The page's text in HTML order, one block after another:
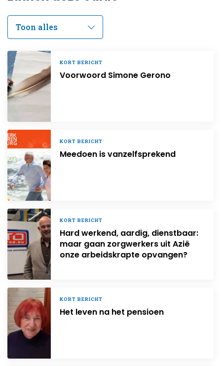
KORT BERICHT
Voorwoord Simone Gerono
KORT BERICHT
Meedoen is vanzelfsprekend
KORT BERICHT
Hard werkend, aardig, dienstbaar:
maar gaan zorgwerkers uit Azië
onze arbeidskrapte opvangen?
KORT BERICHT
Het leven na het pensioen